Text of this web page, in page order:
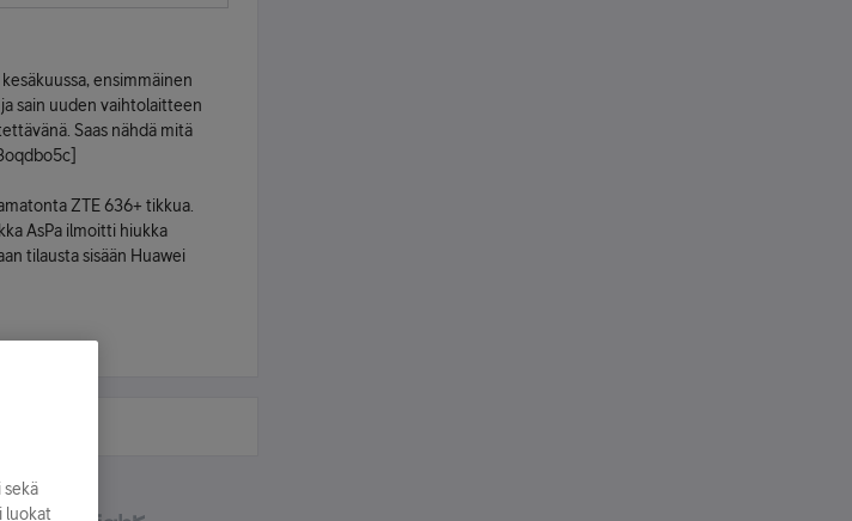
ensimmäinen
sain uuden vaihtolaitteen
Saas nähdä mitä
ZTE 636+ tikkua.
AsPa ilmoitti hiukka
tilausta sisään Huawei
sekä
luokat